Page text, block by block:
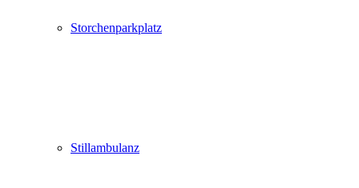
Storchenparkplatz
Stillambulanz